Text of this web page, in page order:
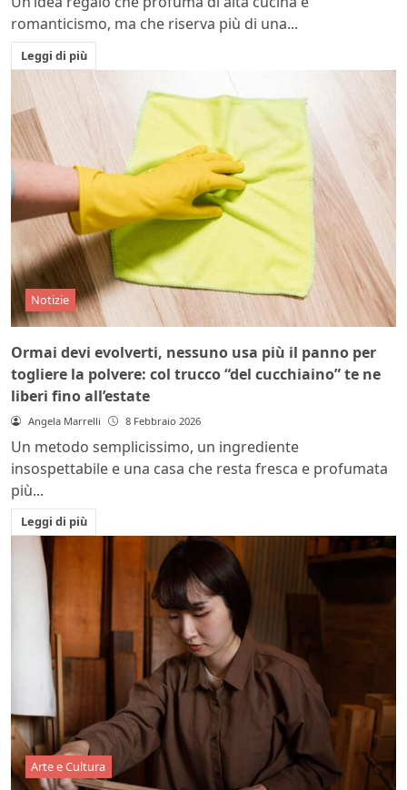
romanticismo, ma che riserva più di una...
Leggi di più
Notizie
Ormai devi evolverti, nessuno usa più il panno per
togliere la polvere: col trucco “del cucchiaino” te ne
liberi fino all’estate
Angela Marrelli 8 Febbraio 2026
Un metodo semplicissimo, un ingrediente
insospettabile e una casa che resta fresca e profumata
più...
Leggi di più
Arte e Cultura